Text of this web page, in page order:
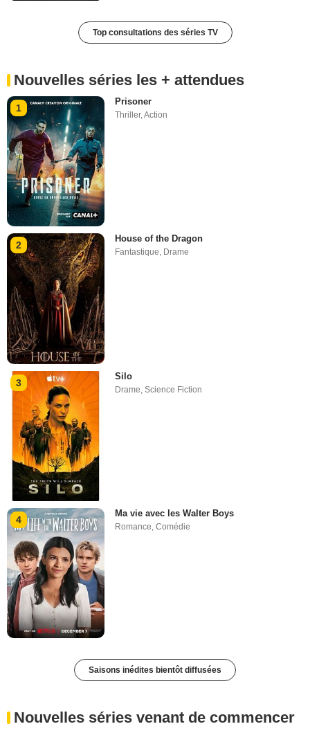
Top consultations des séries TV
Nouvelles séries les + attendues
1
Prisoner
Thriller,Action
2
House of the Dragon
Fantastique, Drame
3
Silo
Drame ,Science Fiction
4
Ma vie avec les Walter Boys
Romance,Comédie
Saisons inédites bientôt diffusées
Nouvelles séries venant de commencer